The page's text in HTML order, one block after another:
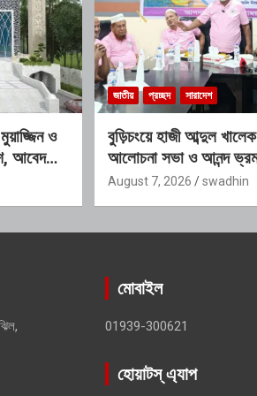
ও
আবেদনের
জাতীয় প্রচ্ছদ সারাদেশ
বুড়িচংয়ে হাজী আব্দুল
আলোচনা সভা ও আনন্দ
নতুন কার্যনির্বাহী কমিটি
August 7, 2026 swadhin
মোবাইল
01939-300621
হোয়াটস্ এ্যাপ